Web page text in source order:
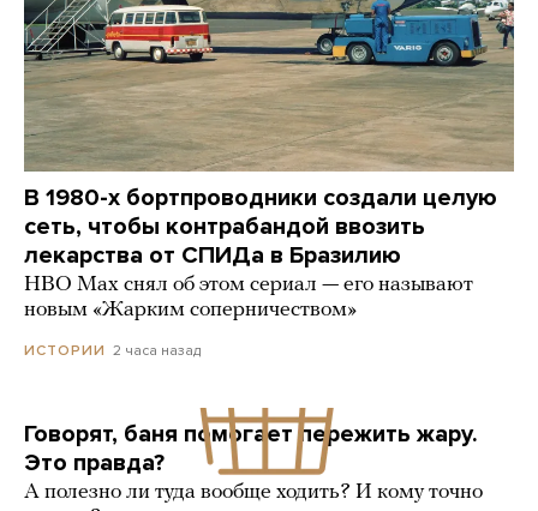
В 1980-х бортпроводники создали целую
сеть, чтобы контрабандой ввозить
лекарства от СПИДа в Бразилию
HBO Max снял об этом сериал — его называют
новым «Жарким соперничеством»
ИСТОРИИ 2 часа назад
Говорят, баня помогает пережить жару.
Это правда?
А полезно ли туда вообще ходить? И кому точно